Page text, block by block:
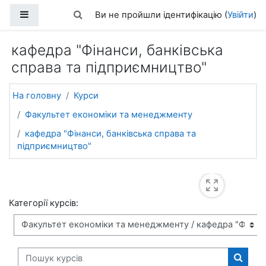
Бокова панельПереключити введення пошуку
Ви не пройшли ідентифікацію (Увійти)
кафедра "Фінанси, банківська
справа та підприємництво"
На головну
Курси
Факультет економіки та менеджменту
кафедра "Фінанси, банківська справа та
підприємництво"
Категорії курсів:
Пошук курсів